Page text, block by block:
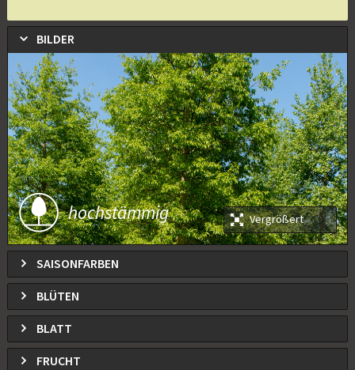
BILDER
Vergrößert
hochstämmig
SAISONFARBEN
BLÜTEN
BLATT
FRUCHT